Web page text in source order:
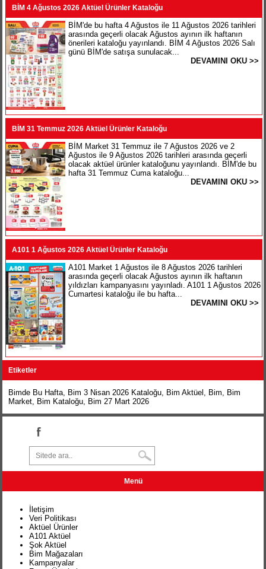
BİM 4 Ağustos 2026 Aktüel Ürünler Kataloğu
BİM'de bu hafta 4 Ağustos ile 11 Ağustos 2026 tarihleri
arasında geçerli olacak Ağustos ayının ilk haftanın
önerileri kataloğu yayınlandı. BİM 4 Ağustos 2026 Salı
günü BİM'de satışa sunulacak...
DEVAMINI OKU >>
BİM 31 Temmuz 2026 Aktüel Ürünler Kataloğu
BİM Market 31 Temmuz ile 7 Ağustos 2026 ve 2
Ağustos ile 9 Ağustos 2026 tarihleri arasında geçerli
olacak aktüel ürünler kataloğunu yayınlandı. BİM'de bu
hafta 31 Temmuz Cuma kataloğu...
DEVAMINI OKU >>
A101 1 Ağustos 2026 Aktüel Ürünler Kataloğu
A101 Market 1 Ağustos ile 8 Ağustos 2026 tarihleri
arasında geçerli olacak Ağustos ayının ilk haftanın
yıldızları kampanyasını yayınladı. A101 1 Ağustos 2026
Cumartesi kataloğu ile bu hafta...
DEVAMINI OKU >>
Etiketler
Bimde Bu Hafta Bim 3 Nisan 2026 Kataloğu Bim Aktüel , Bim,
Bim
Market
Bim Kataloğu Bim 27 Mart 2026
Menü
İletişim
Veri Politikası
Aktüel Ürünler
A101 Aktüel
Şok Aktüel
Bim Mağazaları
Kampanyalar